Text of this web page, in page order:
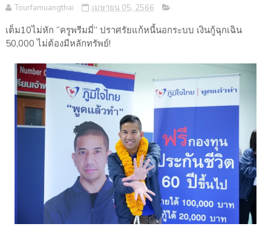
Tourfamuangthai เมษายน 05, 2566
เต็ม10ไม่หัก “ครูพรีมมี่” ปราศรัยแก้หนี้นอกระบบ เงินกู้ฉุกเฉิน
50,000 ไม่ต้องมีหลักทรัพย์!